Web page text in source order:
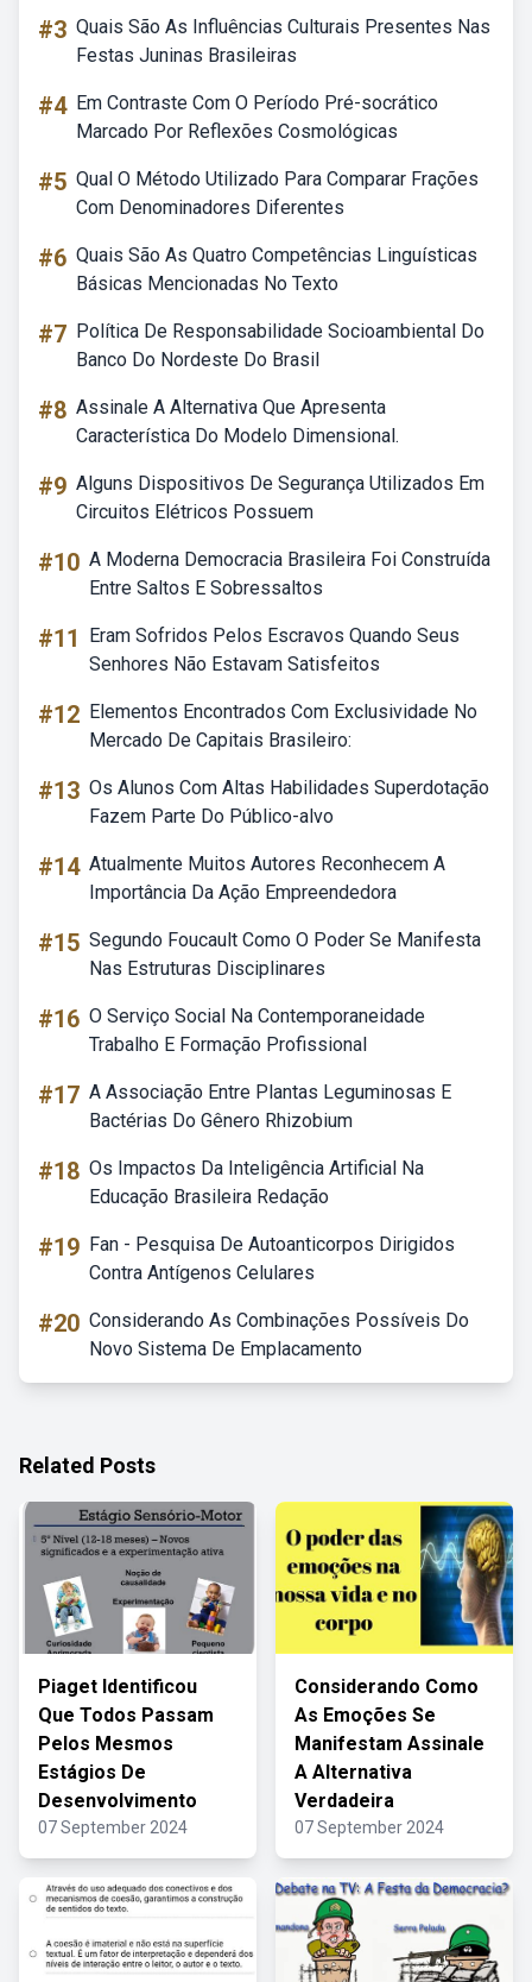
#3 Quais São As Influências Culturais Presentes Nas
Festas Juninas Brasileiras
#4 Em Contraste Com O Período Pré-socrático
Marcado Por Reflexões Cosmológicas
#5 Qual O Método Utilizado Para Comparar Frações
Com Denominadores Diferentes
#6 Quais São As Quatro Competências Linguísticas
Básicas Mencionadas No Texto
#7 Política De Responsabilidade Socioambiental Do
Banco Do Nordeste Do Brasil
#8 Assinale A Alternativa Que Apresenta
Característica Do Modelo Dimensional.
#9 Alguns Dispositivos De Segurança Utilizados Em
Circuitos Elétricos Possuem
#10 A Moderna Democracia Brasileira Foi Construída
Entre Saltos E Sobressaltos
#11
Eram Sofridos Pelos Escravos Quando Seus
Senhores Não Estavam Satisfeitos
#12 Elementos Encontrados Com Exclusividade No
Mercado De Capitais Brasileiro:
#13 Os Alunos Com Altas Habilidades Superdotação
Fazem Parte Do Público-alvo
#14 Atualmente Muitos Autores Reconhecem A
Importância Da Ação Empreendedora
#15 Segundo Foucault Como O Poder Se Manifesta
Nas Estruturas Disciplinares
#16 O Serviço Social Na Contemporaneidade
Trabalho E Formação Profissional
#17 A Associação Entre Plantas Leguminosas E
Bactérias Do Gênero Rhizobium
#18 Os Impactos Da Inteligência Artificial Na
Educação Brasileira Redação
#19 Fan - Pesquisa De Autoanticorpos Dirigidos
Contra Antígenos Celulares
#20 Considerando As Combinações Possíveis Do
Novo Sistema De Emplacamento
Related Posts
Piaget Identificou
Que Todos Passam
Pelos Mesmos
Estágios De
Desenvolvimento
07 September 2024
Considerando Como
As Emoções Se
Manifestam Assinale
A Alternativa
Verdadeira
07 September 2024